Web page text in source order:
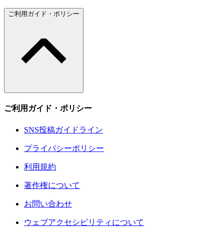
ご利用ガイド・ポリシー
ご利用ガイド・ポリシー
SNS投稿ガイドライン
プライバシーポリシー
利用規約
著作権について
お問い合わせ
ウェブアクセシビリティについて